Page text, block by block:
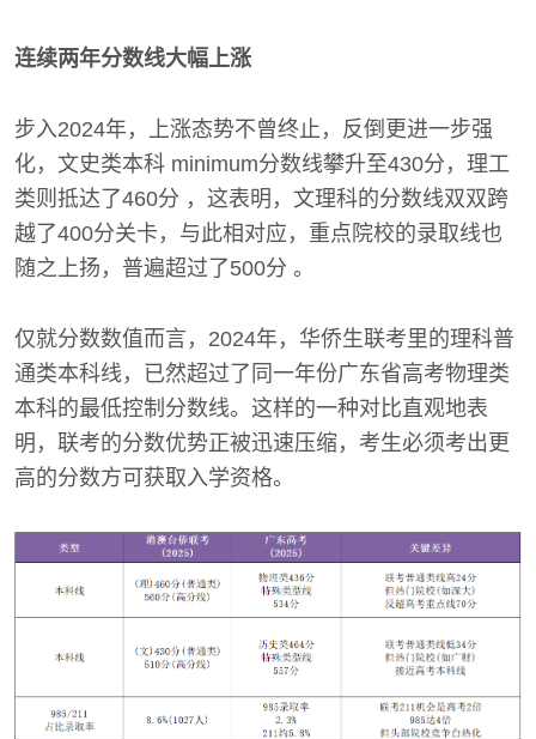
连续两年分数线大幅上涨
步入2024年，上涨态势不曾终止，反倒更进一步强
化，文史类本科 minimum分数线攀升至430分，理工
类则抵达了460分 ，这表明，文理科的分数线双双跨
越了400分关卡，与此相对应，重点院校的录取线也
随之上扬，普遍超过了500分 。
仅就分数数值而言，2024年，华侨生联考里的理科普
通类本科线，已然超过了同一年份广东省高考物理类
本科的最低控制分数线。这样的一种对比直观地表
明，联考的分数优势正被迅速压缩，考生必须考出更
高的分数方可获取入学资格。